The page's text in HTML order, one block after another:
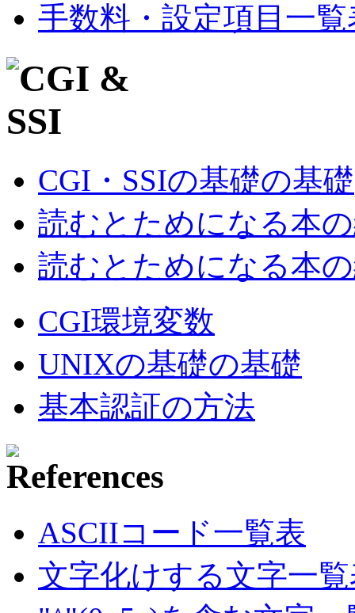
手数料・設定項目一覧
CGI・SSIの基礎の基礎
読むとためになる本
読むとためになる本
CGI環境変数
UNIXの基礎の基礎
基本認証の方法
ASCIIコード一覧表
文字化けする文字一